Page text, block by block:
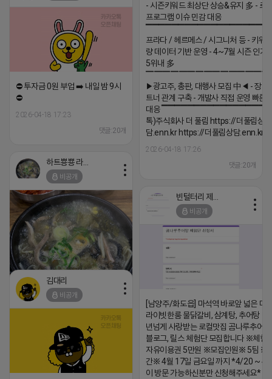
- 시즌키워드 최상단 상승&유지 多 - 로
프로그램 이슈 민감 대응
▔▔▔▔▔▔▔▔▔▔▔▔▔▔▔▔▔▔ ▶
프라다 / 헤르메스 / 시그니처 등 - 키워
량 데이터 기반 운영 - 4~7월 시즌 인기
5위내 多
▶광고주, 총판, 대행사 모집 中◀ - 장기
트너 관계 구축 - 개발사 직접 운영 빠른
대응
톡)주식회사 더 풀림 https://더풀림상
담.enn.kr https://더풀림상담.enn.kr
2026-04-18 17:26
댓글:20개
⛔️ 투자금 0원 부업 ➡️ 내일 밤 9시
⛔️
2026-04-18 17:23
댓글:20개
하트뿅뿅 라이언
비공개
https://m.blog.naver.com/wlgus1647/224253846149
2026-04-18 17:23
비공개
[남양주/화도읍] 마석역 바로앞 넓은 매
라이빗한룸 물닭갈비, 삼계탕, 추어탕 맛
년넘게 사랑받는 로컬맛집 곰나루추어
블로그, 릴스 체험단 모집합니다 ※체험
자유이용권 5만원 ※모집인원※ 5팀 ※
간※ 4월 17일 금요일 까지 *4/20 ~ 4/
이 방문 가능하신분만 신청해주세요* ※
김대리
비공개